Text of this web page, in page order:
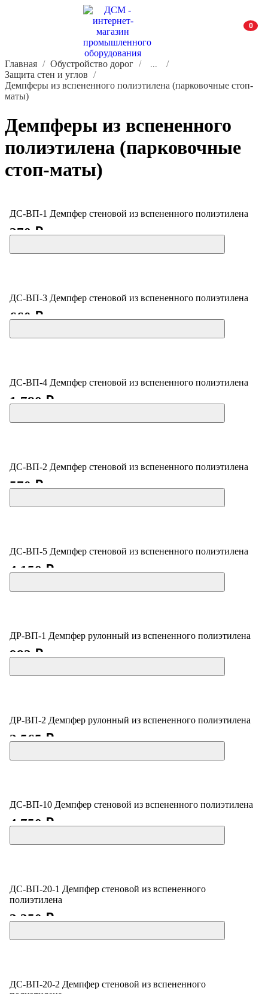
0
Главная Обустройство дорог ...
Защита стен и углов
Демпферы из вспененного полиэтилена (парковочные стоп-
маты)
Демпферы из вспененного
полиэтилена (парковочные
стоп-маты)
ДС-ВП-1 Демпфер стеновой из вспененного полиэтилена
270 ₽
ДС-ВП-3 Демпфер стеновой из вспененного полиэтилена
660 ₽
ДС-ВП-4 Демпфер стеновой из вспененного полиэтилена
1 780 ₽
ДС-ВП-2 Демпфер стеновой из вспененного полиэтилена
570 ₽
ДС-ВП-5 Демпфер стеновой из вспененного полиэтилена
4 150 ₽
ДР-ВП-1 Демпфер рулонный из вспененного полиэтилена
982 ₽
ДР-ВП-2 Демпфер рулонный из вспененного полиэтилена
2 565 ₽
ДС-ВП-10 Демпфер стеновой из вспененного полиэтилена
4 750 ₽
ДС-ВП-20-1 Демпфер стеновой из вспененного
полиэтилена
3 350 ₽
ДС-ВП-20-2 Демпфер стеновой из вспененного